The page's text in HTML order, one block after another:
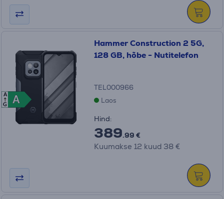
A
A
A
G
Hammer Construction 2 5G,
128 GB, hõbe - Nutitelefon
TEL000966
Laos
Hind:
389.99 €
Kuumakse 12 kuud 38 €